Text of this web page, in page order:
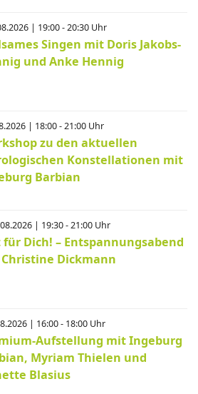
| 19:00 - 20:30 Uhr
Singen mit Doris Jakobs-
und Anke Hennig
| 18:00 - 21:00 Uhr
zu den aktuellen
Konstellationen mit
Barbian
| 19:30 - 21:00 Uhr
für Dich! – Entspannungsabend
Dickmann
| 16:00 - 18:00 Uhr
Aufstellung mit Ingeburg
Myriam Thielen und
Blasius